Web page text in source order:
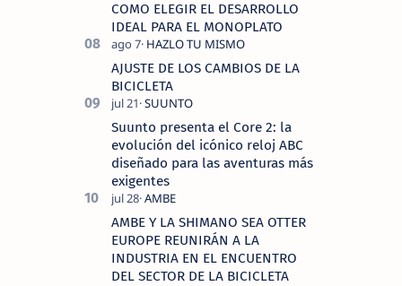
COMO ELEGIR EL DESARROLLO
IDEAL PARA EL MONOPLATO
AJUSTE DE LOS CAMBIOS DE LA
BICICLETA
Suunto presenta el Core 2: la
evolución del icónico reloj ABC
diseñado para las aventuras más
exigentes
AMBE Y LA SHIMANO SEA OTTER
EUROPE REUNIRÁN A LA
INDUSTRIA EN EL ENCUENTRO
DEL SECTOR DE LA BICICLETA